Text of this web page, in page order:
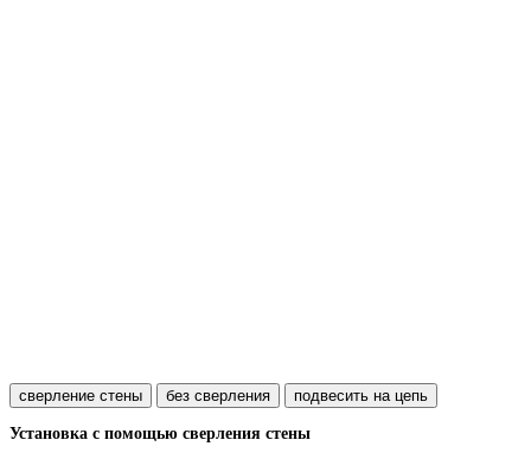
сверление стены без сверления подвесить на цепь
Установка с помощью сверления стены